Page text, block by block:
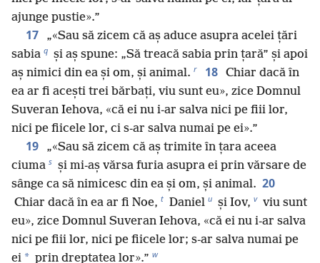
ajunge pustie».”
17
„«Sau să zicem că aș aduce asupra acelei țări
sabia q și aș spune: „Să treacă sabia prin țară” și apoi
aș nimici din ea și om, și animal. r 18 Chiar dacă în
ea ar fi acești trei bărbați, viu sunt eu», zice Domnul
Suveran Iehova, «că ei nu i-ar salva nici pe fiii lor,
nici pe fiicele lor, ci s-ar salva numai pe ei».”
19
„«Sau să zicem că aș trimite în țara aceea
ciuma s și mi-aș vărsa furia asupra ei prin vărsare de
sânge ca să nimicesc din ea și om, și animal. 20
Chiar dacă în ea ar fi Noe, t Daniel u și Iov, v viu sunt
eu», zice Domnul Suveran Iehova, «că ei nu i-ar salva
nici pe fiii lor, nici pe fiicele lor; s-ar salva numai pe
ei * prin dreptatea lor».” w